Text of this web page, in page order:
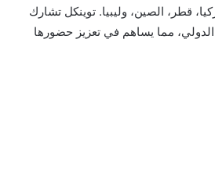
قطر، الصين، وليبيا. توينكل تشارك
مما يساهم في تعزيز حضورها